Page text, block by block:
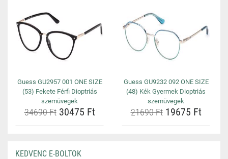
Guess GU2957 001 ONE SIZE
(53) Fekete Férfi Dioptriás
szemüvegek
34690 Ft30475 Ft
Guess GU9232 092 ONE SIZE
(48) Kék Gyermek Dioptriás
szemüvegek
21690 Ft19675 Ft
KEDVENC E-BOLTOK